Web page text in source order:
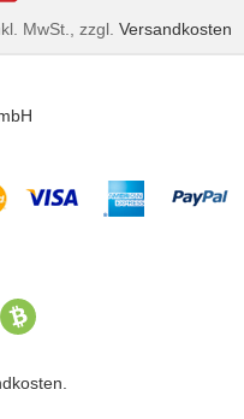
MwSt., zzgl. Versandkosten